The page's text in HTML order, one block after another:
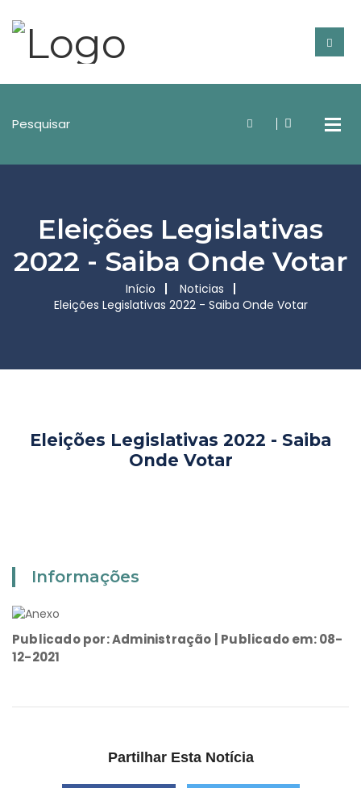
Eleições Legislativas
2022 - Saiba Onde Votar
Início
Noticias
Eleições Legislativas 2022 - Saiba Onde Votar
Eleições Legislativas 2022 - Saiba
Onde Votar
Informações
Publicado por: Administração | Publicado em: 08-
12-2021
Partilhar Esta Notícia